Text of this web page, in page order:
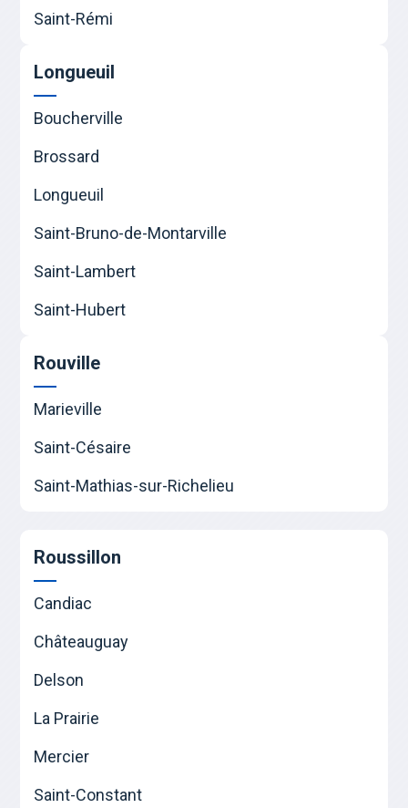
Saint-Rémi
Longueuil
Boucherville
Brossard
Longueuil
Saint-Bruno-de-Montarville
Saint-Lambert
Saint-Hubert
Rouville
Marieville
Saint-Césaire
Saint-Mathias-sur-Richelieu
Roussillon
Candiac
Châteauguay
Delson
La Prairie
Mercier
Saint-Constant